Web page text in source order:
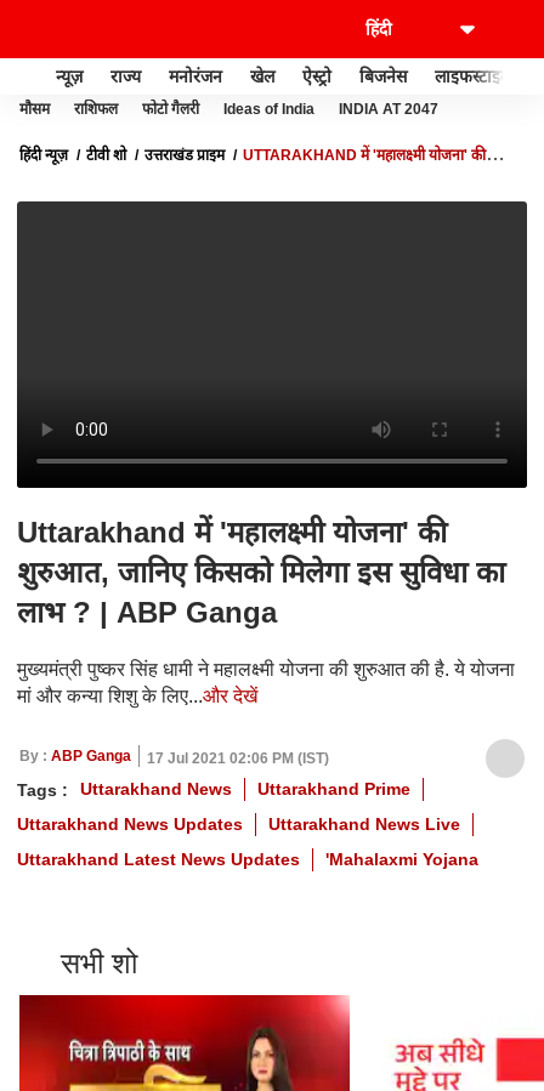
न्यूज़ राज्य मनोरंजन खेल ऐस्ट्रो बिजनेस लाइफस्टाइल
मौसम राशिफल फोटो गैलरी Ideas of India INDIA AT 2047
हिंदी न्यूज़ टीवी शो उत्तराखंड प्राइम
UTTARAKHAND में 'महालक्ष्मी योजना' की
Uttarakhand में 'महालक्ष्मी योजना' की
शुरुआत, जानिए किसको मिलेगा इस सुविधा का
लाभ ? | ABP Ganga
मुख्यमंत्री पुष्कर सिंह धामी ने महालक्ष्मी योजना की शुरुआत की है. ये योजना
मां और कन्या शिशु के लिए...और देखें
By : ABP Ganga 17 Jul 2021 02:06 PM (IST)
Tags : Uttarakhand News
Uttarakhand Prime
Uttarakhand News Updates
Uttarakhand News Live
Uttarakhand Latest News Updates
'Mahalaxmi Yojana
सभी शो